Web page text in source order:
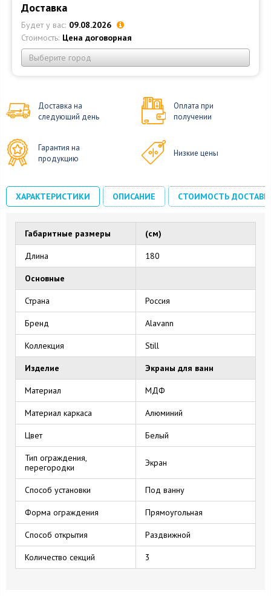
Доставка
Будет у вас: 09.08.2026
Стоимость: Цена договорная
Выберите город
Доставка на
следующий день
Оплата при
получении
Гарантия на
продукцию
Низкие цены
ХАРАКТЕРИСТИКИ ОПИСАНИЕ СТОИМОСТЬ
Габаритные размеры (см)
Длина 180
Основные
Страна Россия
Бренд Alavann
Коллекция Still
Изделие Экраны для ванн
Материал МДФ
Материал каркаса Алюминий
Цвет Белый
Тип ограждения,
перегородки
Экран
Способ установки Под ванну
Форма ограждения Прямоугольная
Способ открытия Раздвижной
Количество секций 3